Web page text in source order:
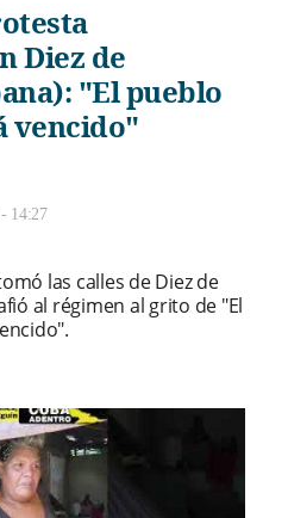
Diez de
"El pueblo
vencido"
14:27
las calles de Diez de
al régimen al grito de "El